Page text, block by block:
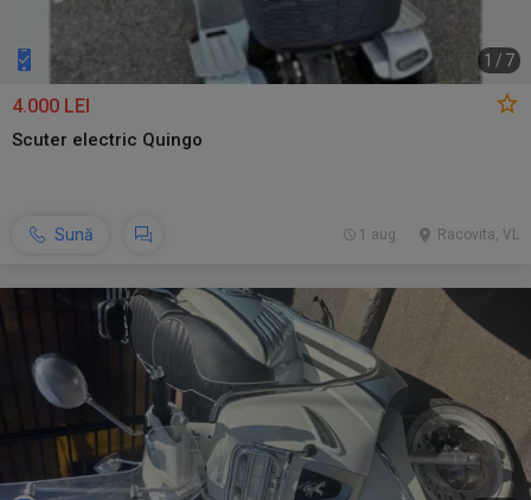
1 / 7
4.000 LEI
Scuter electric Quingo
Sună Racovita, VL
1 aug.